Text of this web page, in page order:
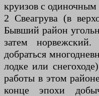
круизов с одиночным
2 Свеагрува (в
Бывший район
затем
добраться
лодке или
работы в этом
конце эпохи